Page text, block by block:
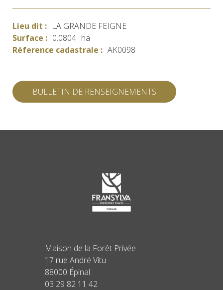
Lieu dit : LA GRANDE FEIGNE
Surface : 0.0804 ha
Réference cadastrale : AK0098
BULLETIN DE RENSEIGNEMENTS
Maison de la Forêt Privée
17 rue André Vitu
88000 Épinal
03 29 82 11 42